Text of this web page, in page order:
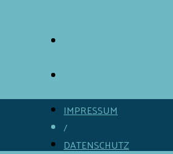
IMPRESSUM
/
DATENSCHUTZ